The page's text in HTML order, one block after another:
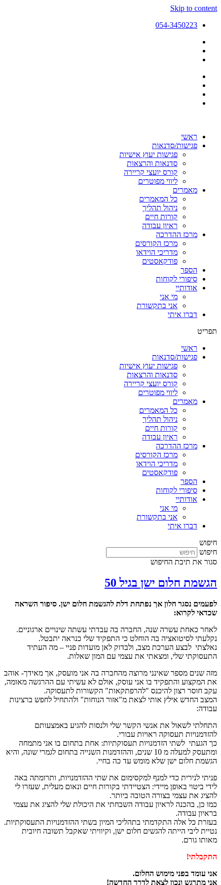
Skip to content
054-3450223
ראשי
פגישות/סדנאות
פגישות יעוץ אישיות
סדנאות והרצאות
קורס יועצי קריירה
ליווי מפוטרים
מאמרים
כל המאמרים
ניהול תהליך
קורות חיים
ראיון עבודה
מרכז ההדרכה
מרכז הקורסים
מדריכי הוידאו
פודקאסטים
הספר
סיפורי לקוחות
אודותיי
מי אני
אני בתקשורת
דברו איתי
תפריט
ראשי
פגישות/סדנאות
פגישות יעוץ אישיות
סדנאות והרצאות
קורס יועצי קריירה
ליווי מפוטרים
מאמרים
כל המאמרים
ניהול תהליך
קורות חיים
ראיון עבודה
מרכז ההדרכה
מרכז הקורסים
מדריכי הוידאו
פודקאסטים
הספר
סיפורי לקוחות
אודותיי
מי אני
אני בתקשורת
דברו איתי
חיפוש
חיפוש
סגור את תיבת החיפוש
הגשמת חלום ישן בגיל 50
לפעמים נסגר חלון אך נפתחת דלת להגשמת חלום ישן. סיפור השראה
שכדאי לקרוא:
לאחר כאחת עשרה שנה, החברה בה עבדתי עשתה שינויים ארגוניים.
נקלעתי לסיטואציה בה הוחלט כי התפקיד שלי כנראה יתבטל.
נאלצתי לבצע הערכת מצב, ולבדוק לאן מועדות פניי – מה העתיד
התעסוקתי שלי, ומצאתי את עצמי עם המון שאלות.
מזה שנים מספר שאינני מרוצה מהחברה בה אני מועסק, אך מאידך- אוהב
את המקצוע והתפקיד בו אני עוסק, אולם לא עשיתי עם ההרגשה מאומה,
עקב חוסר רצון להיכנס "להרפתקאות" הקשורות לתעסוקה.
המצב החדש אילץ אותי לצאת מ"אזור הנוחות" ולהתחיל לחפש ברצינות
עבודה:
התחלתי לשאול את אנשי הקשר שלי ולנסות להגיע באמצעותם
להזדמנויות תעסוקה ראויות עבורי.
כך הגעתי לשתי הזדמנויות תעסוקתיות: אחת בתחום בו אני מתמחה
ומתעסק למעלה מ 10 שנים, וההזדמנות השנייה בתחום לגמרי שונה, והיא
הגשמת חלום ישן שלא מומש עד כה בחיי.
פניתי לנירית כדי למנף למקסימום את שתי ההזדמנויות, ותרומתה באה
לידי ביטוי באופן מיידי: הצטיידתי בקורות חיים ונאום מעלית, שעזרו לי
להציג את עצמי בצורה הטובה ביותר.
כמו כן, בהכנה לראיון עבודה השבחתי את היכולת שלי להציג את עצמי
בראיון עבודה.
בעזרת כל אלה התקדמתי בתהליכי המיון בשתי ההזדמנויות התעסוקתיות.
נטיית ליבי הייתה להגשים חלום ישן, וקיוויתי שאקבל תשובה חיובית
מאותו גורם.
התקבלתי!
אני עומד בפני מימוש החלום.
אני מתרגש ונכון לצאת לדרך החדשה!